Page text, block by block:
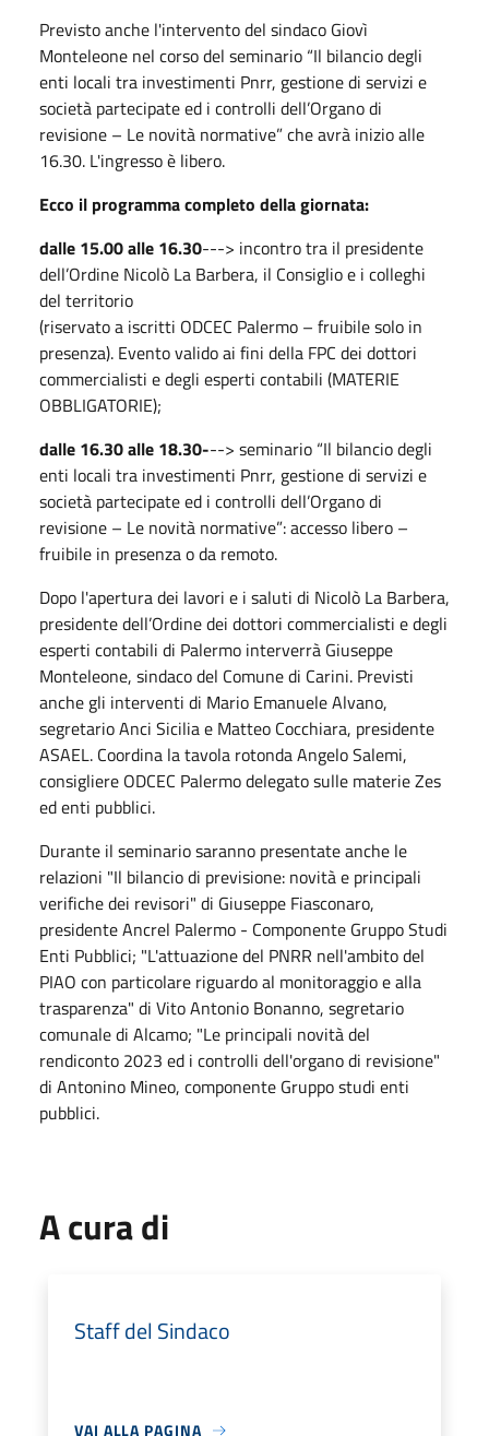
Previsto anche l'intervento del sindaco Giovì
Monteleone nel corso del seminario “Il bilancio degli
enti locali tra investimenti Pnrr, gestione di servizi e
società partecipate ed i controlli dell’Organo di
revisione – Le novità normative” che avrà inizio alle
16.30. L'ingresso è libero.
Ecco il programma completo della giornata:
dalle 15.00 alle 16.30---> incontro tra il presidente
dell’Ordine Nicolò La Barbera, il Consiglio e i colleghi
del territorio
(riservato a iscritti ODCEC Palermo – fruibile solo in
presenza). Evento valido ai fini della FPC dei dottori
commercialisti e degli esperti contabili (MATERIE
OBBLIGATORIE);
dalle 16.30 alle 18.30---> seminario “Il bilancio degli
enti locali tra investimenti Pnrr, gestione di servizi e
società partecipate ed i controlli dell’Organo di
revisione – Le novità normative”: accesso libero –
fruibile in presenza o da remoto.
Dopo l'apertura dei lavori e i saluti di Nicolò La Barbera,
presidente dell’Ordine dei dottori commercialisti e degli
esperti contabili di Palermo interverrà Giuseppe
Monteleone, sindaco del Comune di Carini. Previsti
anche gli interventi di Mario Emanuele Alvano,
segretario Anci Sicilia e Matteo Cocchiara, presidente
ASAEL. Coordina la tavola rotonda Angelo Salemi,
consigliere ODCEC Palermo delegato sulle materie Zes
ed enti pubblici.
Durante il seminario saranno presentate anche le
relazioni "Il bilancio di previsione: novità e principali
verifiche dei revisori" di Giuseppe Fiasconaro,
presidente Ancrel Palermo - Componente Gruppo Studi
Enti Pubblici; "L'attuazione del PNRR nell'ambito del
PIAO con particolare riguardo al monitoraggio e alla
trasparenza" di Vito Antonio Bonanno, segretario
comunale di Alcamo; "Le principali novità del
rendiconto 2023 ed i controlli dell'organo di revisione"
di Antonino Mineo, componente Gruppo studi enti
pubblici.
A cura di
Staff del Sindaco
VAI ALLA PAGINA